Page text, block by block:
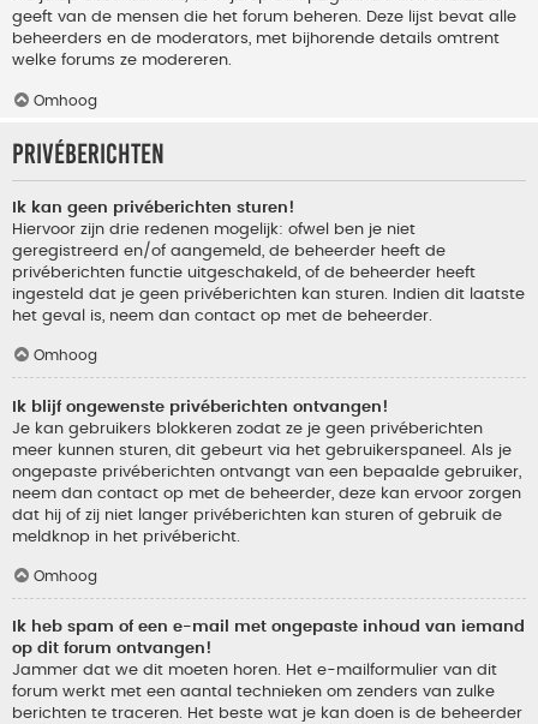
geeft van de mensen die het forum beheren. Deze lijst bevat alle
beheerders en de moderators, met bijhorende details omtrent
welke forums ze modereren.
Omhoog
Privéberichten
Ik kan geen privéberichten sturen!
Hiervoor zijn drie redenen mogelijk: ofwel ben je niet
geregistreerd en/of aangemeld, de beheerder heeft de
privéberichten functie uitgeschakeld, of de beheerder heeft
ingesteld dat je geen privéberichten kan sturen. Indien dit laatste
het geval is, neem dan contact op met de beheerder.
Omhoog
Ik blijf ongewenste privéberichten ontvangen!
Je kan gebruikers blokkeren zodat ze je geen privéberichten
meer kunnen sturen, dit gebeurt via het gebruikerspaneel. Als je
ongepaste privéberichten ontvangt van een bepaalde gebruiker,
neem dan contact op met de beheerder, deze kan ervoor zorgen
dat hij of zij niet langer privéberichten kan sturen of gebruik de
meldknop in het privébericht.
Omhoog
Ik heb spam of een e-mail met ongepaste inhoud van iemand
op dit forum ontvangen!
Jammer dat we dit moeten horen. Het e-mailformulier van dit
forum werkt met een aantal technieken om zenders van zulke
berichten te traceren. Het beste wat je kan doen is de beheerder